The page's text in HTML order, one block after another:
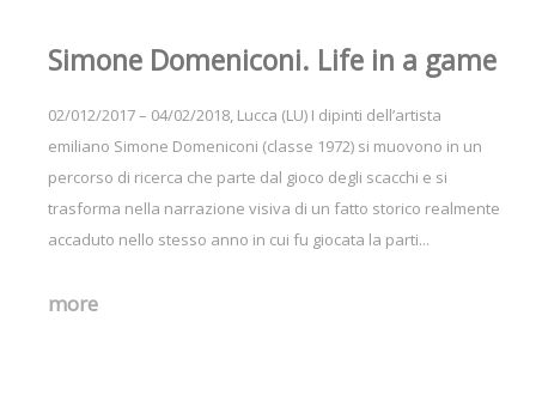
Simone Domeniconi. Life in a game
02/012/2017 – 04/02/2018, Lucca (LU) I dipinti dell’artista
emiliano Simone Domeniconi (classe 1972) si muovono in un
percorso di ricerca che parte dal gioco degli scacchi e si
trasforma nella narrazione visiva di un fatto storico realmente
accaduto nello stesso anno in cui fu giocata la parti...
more